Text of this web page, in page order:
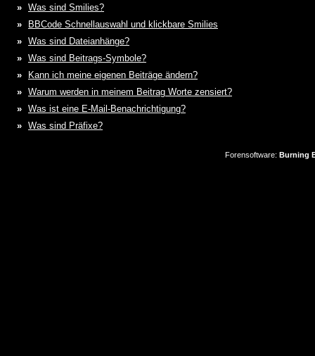
» Was sind Smilies?
»
BBCode Schnellauswahl und klickbare Smilies
» Was sind Dateianhänge?
» Was sind Beitrags-Symbole?
»
Kann ich meine eigenen Beiträge ändern?
» Warum werden in meinem Beitrag Worte zensiert?
» Was ist eine E-Mail-Benachrichtigung?
» Was sind Präfixe?
Forensoftware: Burning